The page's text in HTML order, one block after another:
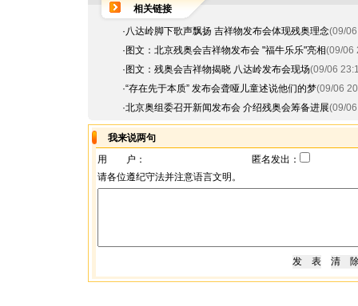
相关链接
·八达岭脚下歌声飘扬 吉祥物发布会体现残奥理念(09/
· 图文：北京残奥会吉祥物发布会 "福牛乐乐"亮相(09/06
· 图文：残奥会吉祥物揭晓 八达岭发布会现场(09/06
·“存在先于本质” 发布会聋哑儿童述说他们的梦(09/06
·北京奥组委召开新闻发布会 介绍残奥会筹备进展(09/
我来说两句
用 户：
匿名发出：
请各位遵纪守法并注意语言文明。